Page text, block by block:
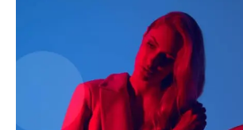
AIN NEWS 1
Contact Us
Privacy Policy
Terms of Use Agreement